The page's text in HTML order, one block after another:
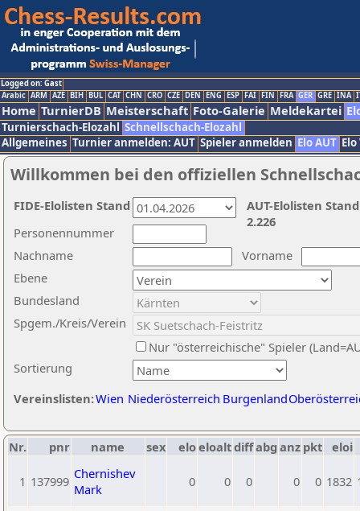
Logged on: Gast
Arabic ARM AZE BIH BUL CAT CHN CRO CZE DEN ENG ESP FAI FIN FRA GER GRE INA
Home TurnierDB Meisterschaft Foto-Galerie Meldekartei
Turnierschach-Elozahl Schnellschach-Elozahl
Allgemeines Turnier anmelden: AUT Spieler anmelden Elo AUT
Willkommen bei den offiziellen
Nachname
Vorname
Ebene
Sortierung
Personennummer
Bundesland
Spgem./Kreis/Verein
Nur "österreichische" Spieler
Vereinslisten:Wien Niederösterreich Burgenland
AUT-Elolisten
2.226
FIDE-Elolisten Stand
Nr. pnr name sex eloeloaltdiffabg anz pkt eloi
1 137999 Chernishev
Mark
0 0 0 0 0 1832